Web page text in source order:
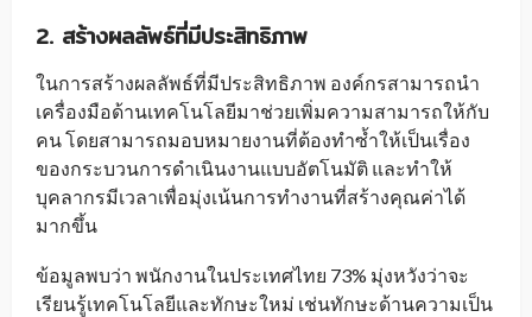
2. สร้างผลลัพธ์ที่มีประสิทธิภาพ
ในการสร้างผลลัพธ์ที่มีประสิทธิภาพ องค์กรสามารถนำ
เครื่องมือด้านเทคโนโลยีมาช่วยเพิ่มความสามารถให้กับ
คน โดยสามารถมอบหมายงานที่ต้องทำซ้ำให้เป็นเรื่อง
ของกระบวนการดำเนินงานแบบอัตโนมัติ และทำให้
บุคลากรมีเวลาเพื่อมุ่งเน้นการทำงานที่สร้างคุณค่าได้
มากขึ้น
ข้อมูลพบว่า พนักงานในประเทศไทย 73% มุ่งหวังว่าจะ
เรียนรู้เทคโนโลยีและทักษะใหม่ เช่นทักษะด้านความเป็น